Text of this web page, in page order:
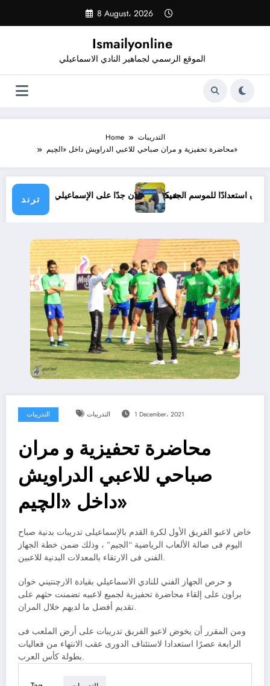
content
8 August، 2026
Ismailyonline
الموقع الرسمي لجماهير النادي الاسماعيلي
Home
التدريبات
محاضرة تحفيزية و مران صباحي للاعبي الدراويش داخل «الچيم»
ترند
شيكابالا: زعلان جدًا على الإسماعيلي..حتى الآن استعدادًا للموسم الجديد
التدريبات التدريبات 1 December، 2021
محاضرة تحفيزية و مران
صباحي للاعبي الدراويش
داخل «الچيم»
خاض لاعبو الفريق الأول لكرة القدم بالإسماعيلى تدريبات بدنية صباح
اليوم فى صالة الألعاب الرياضية “الجيم” ، وذلك ضمن خطة الجهاز
الفنى فى الارتقاء بالمعدلات البدنية للاعبين.
و حرص الجهاز الفني للنادي الاسماعيلي بقيادة الارچنتيني خوان
براون على إلقاء محاضرة تحفيزية لجميع لاعبيه تضمنت حثهم على
تقديم أفضل ما لديهم خلال المران.
ومن المقرر أن يخوض لاعبو الفريق تدريبات على أرض الملعب فى
الرابعة عصرًا استعدادا لاستئناف الدورى عقب الانتهاء من فعاليات
بطولة كأس العرب.